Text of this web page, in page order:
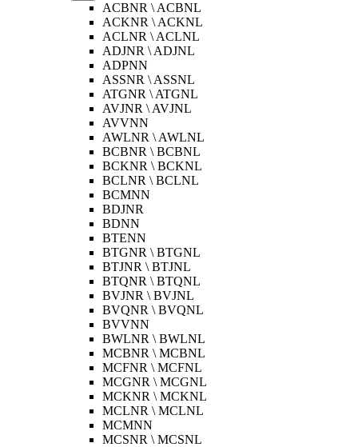
ACBNR \ ACBNL
ACKNR \ ACKNL
ACLNR \ ACLNL
ADJNR \ ADJNL
ADPNN
ASSNR \ ASSNL
ATGNR \ ATGNL
AVJNR \ AVJNL
AVVNN
AWLNR \ AWLNL
BCBNR \ BCBNL
BCKNR \ BCKNL
BCLNR \ BCLNL
BCMNN
BDJNR
BDNN
BTENN
BTGNR \ BTGNL
BTJNR \ BTJNL
BTQNR \ BTQNL
BVJNR \ BVJNL
BVQNR \ BVQNL
BVVNN
BWLNR \ BWLNL
MCBNR \ MCBNL
MCFNR \ MCFNL
MCGNR \ MCGNL
MCKNR \ MCKNL
MCLNR \ MCLNL
MCMNN
MCSNR \ MCSNL